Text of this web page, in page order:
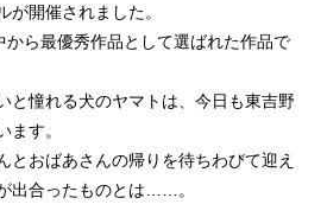
が開催されました。
から最優秀作品として選ばれた作品で
と憧れる犬のヤマトは、今日も東吉野
ます。
とおばあさんの帰りを待ちわびて迎え
出合ったものとは……。